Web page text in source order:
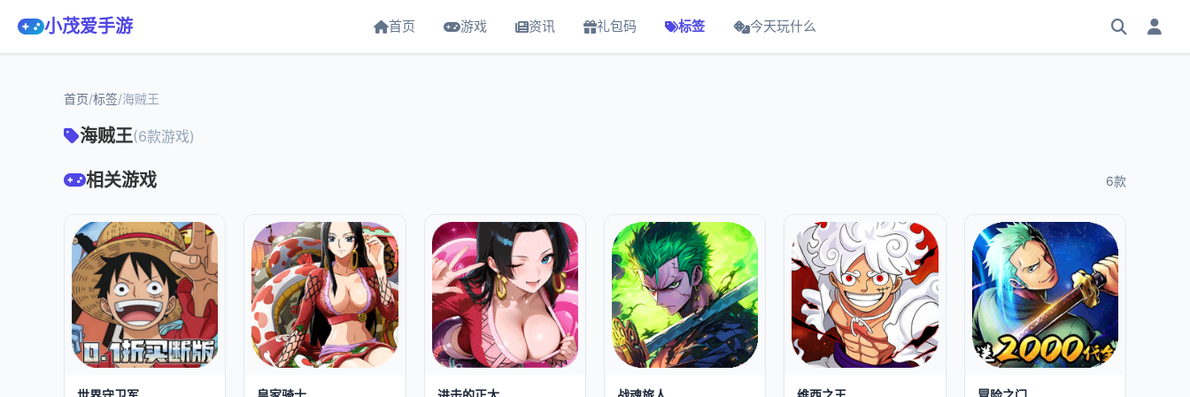
小茂爱手游 首页 游戏 资讯 礼包码 标签 今天玩什么
首页/标签/海贼王
海贼王(6款游戏)
相关游戏 6款